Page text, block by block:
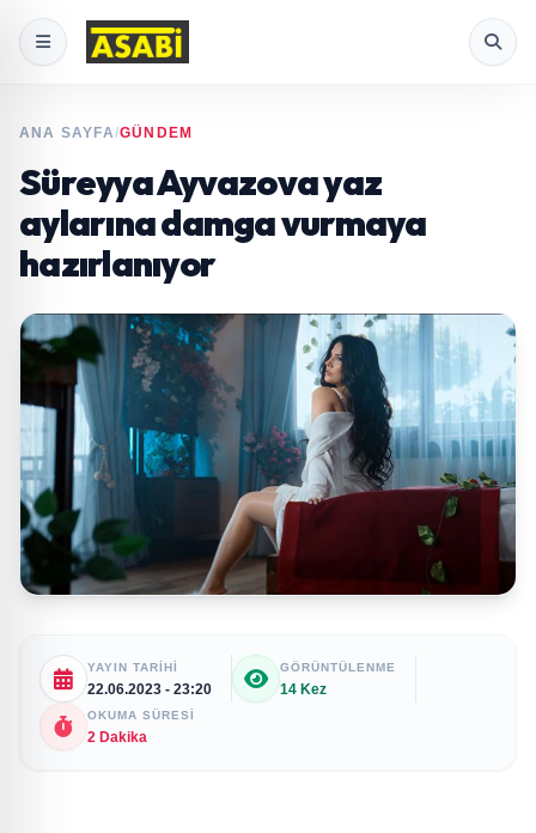
ANA SAYFA/GÜNDEM
Süreyya Ayvazova yaz
aylarına damga vurmaya
hazırlanıyor
YAYIN TARIHI
22.06.2023 - 23:20
GÖRÜNTÜLENME
14 Kez
OKUMA SÜRESI
2 Dakika